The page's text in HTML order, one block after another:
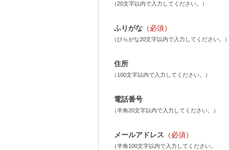
（20文字以内で入力してください。）
ふりがな （必須）
（ひらがな20文字以内で入力してください。
住所
（100文字以内で入力してください。）
電話番号
（半角20文字以内で入力してください。）
メールアドレス （必須）
（半角100文字以内で入力してください。